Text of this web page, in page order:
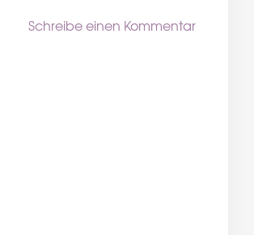
Schreibe einen Kommentar